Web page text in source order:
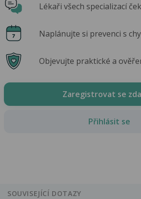
Lékaři všech specializací
Naplánujte si prevenci s
Objevujte praktické a
Zaregistrovat se
Přihlásit se
SOUVISEJÍCÍ DOTAZY